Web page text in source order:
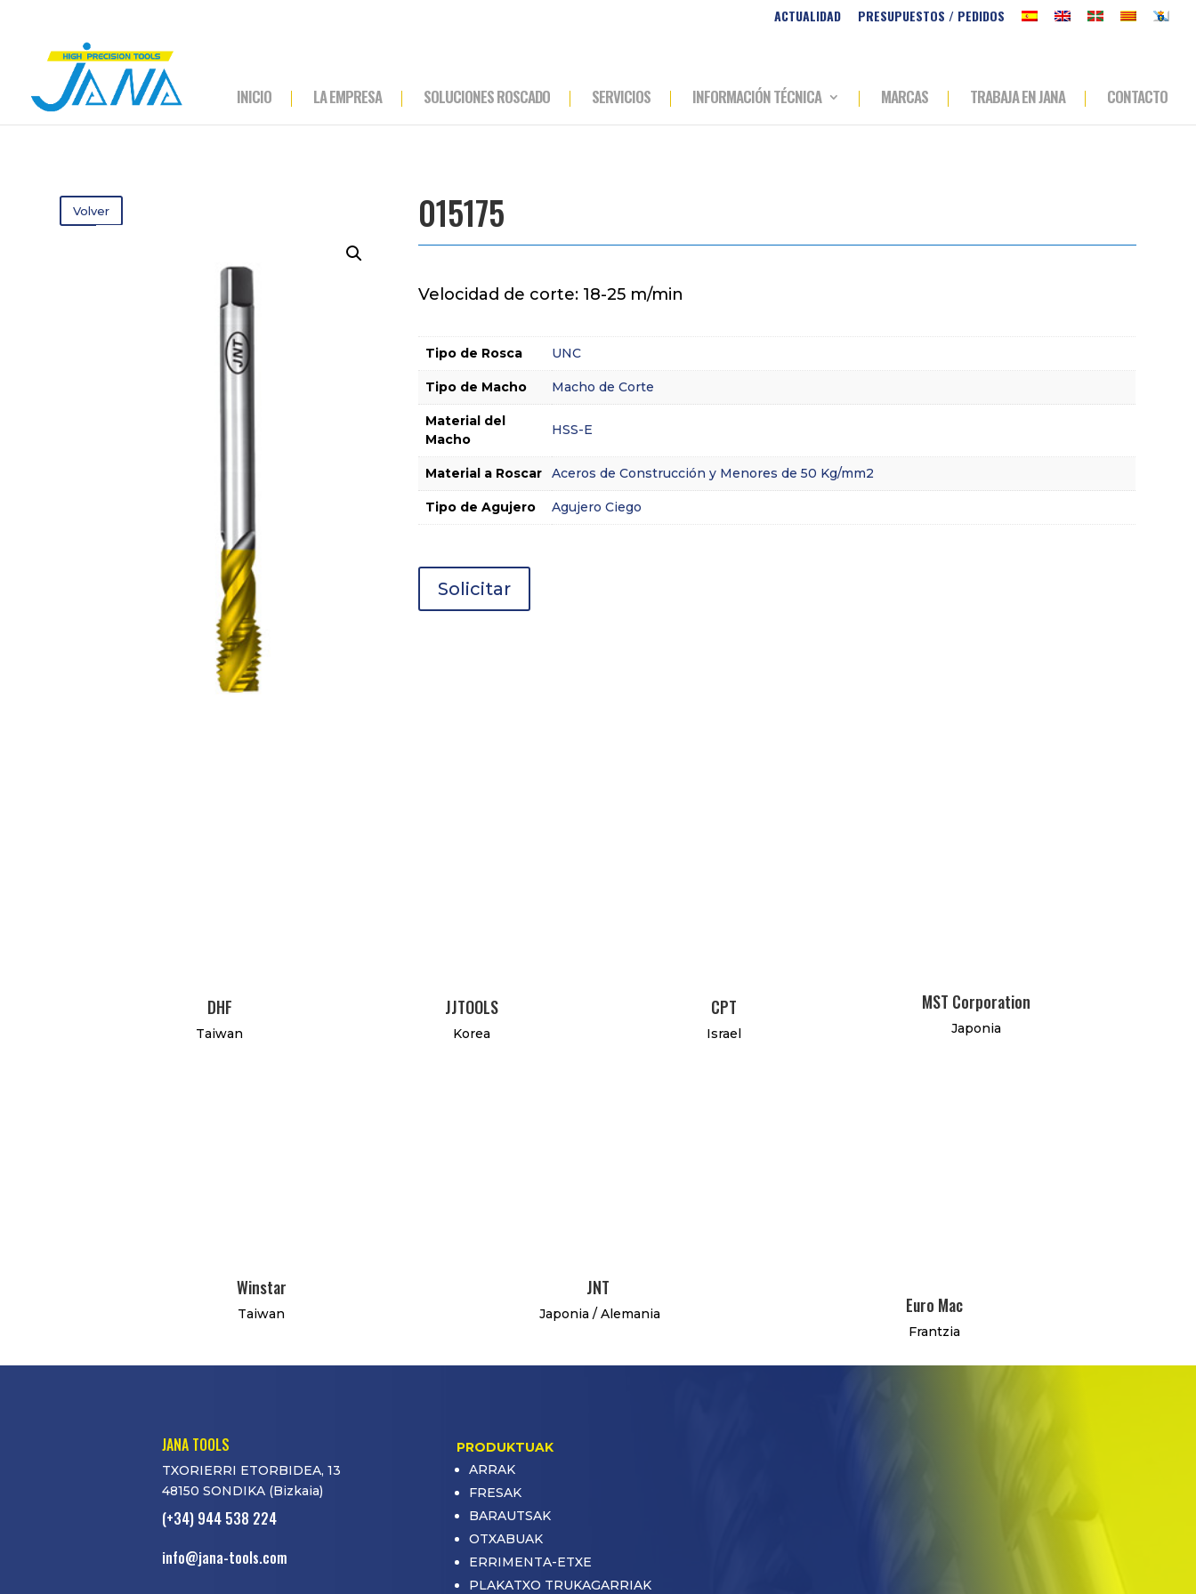
ACTUALIDAD PRESUPUESTOS / PEDIDOS
INICIO LA EMPRESA SOLUCIONES ROSCADO SERVICIOS INFORMACIÓN TÉCNICA MARCAS TRABAJA EN JANA CONTACTO
Volver 015175
Velocidad de corte: 18-25 m/min
Tipo de Rosca UNC
Tipo de Macho Macho de Corte
Material del
Macho
HSS-E
Material a Roscar Aceros de Construcción y Menores de 50 Kg/mm2
Tipo de Agujero Agujero Ciego
Solicitar
DHF
Taiwan
JJTOOLS
Korea
CPT
Israel
MST Corporation
Japonia
Winstar
Taiwan
JNT
Japonia / Alemania Euro Mac
Frantzia
JANA TOOLS
TXORIERRI ETORBIDEA, 13
48150 SONDIKA (Bizkaia)
(+34) 944 538 224
info@jana-tools.com
PRODUKTUAK
ARRAK
FRESAK
BARAUTSAK
OTXABUAK
ERRIMENTA-ETXE
PLAKATXO TRUKAGARRIAK